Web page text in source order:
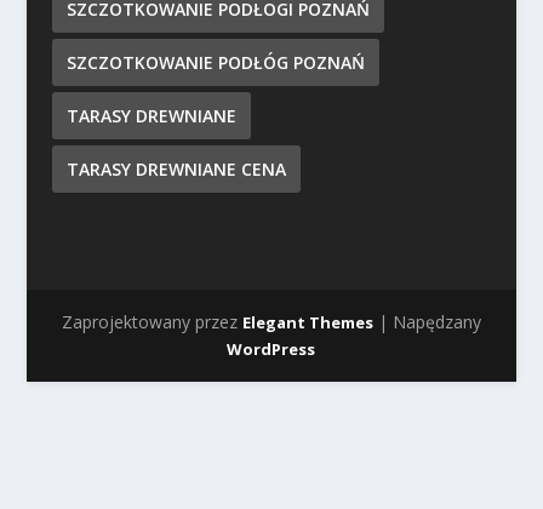
SZCZOTKOWANIE PODŁOGI POZNAŃ
SZCZOTKOWANIE PODŁÓG POZNAŃ
TARASY DREWNIANE
TARASY DREWNIANE CENA
Zaprojektowany przez Elegant Themes| Napędzany
WordPress